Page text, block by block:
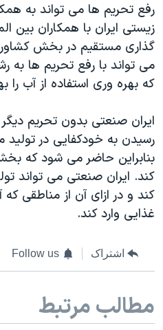
رفع تحریم ها می تواند به
زیستی ایران با همکاران بین
گذاری مستقیم در بخش
می تواند با رفع تحریم ها به
که بهره وری استفاده از آب
ایران صنعتی بدون تحریم
رسیدن به خودکفایی در تولید
بنابراین حاضر می شود که
کند. ایران صنعتی می تواند
کند و در ازای آن از مناطقی که
غذایی وارد کند.
اشتراک Follow us
مطالب مرتبط